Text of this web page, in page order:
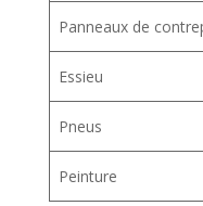
Panneaux de
Essieu
Pneus
Peinture